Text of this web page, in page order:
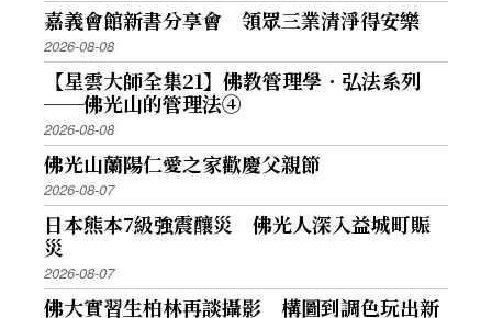
嘉義會館新書分享會 領眾三業清淨得安樂
2026-08-08
【星雲大師全集21】佛教管理學．弘法系列
──佛光山的管理法④
2026-08-08
佛光山蘭陽仁愛之家歡慶父親節
2026-08-07
日本熊本7級強震釀災 佛光人深入益城町賑
災
2026-08-07
佛大實習生柏林再談攝影 構圖到調色玩出新